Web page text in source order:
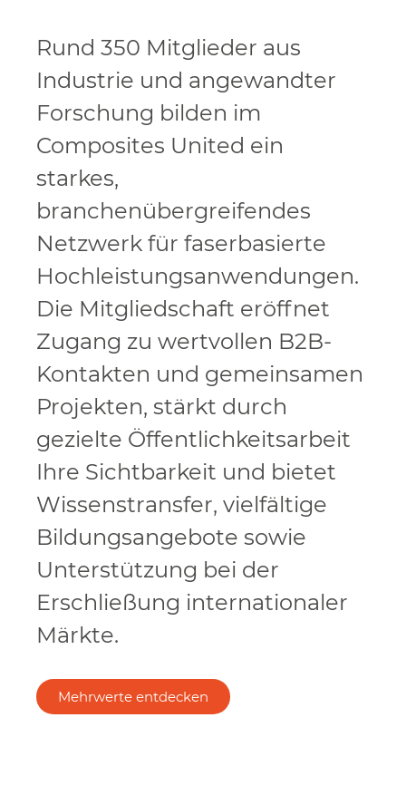
Rund 350 Mitglieder aus
Industrie und angewandter
Forschung bilden im
Composites United ein
starkes,
branchenübergreifendes
Netzwerk für faserbasierte
Hochleistungsanwendungen.
Die Mitgliedschaft eröffnet
Zugang zu wertvollen B2B-
Kontakten und gemeinsamen
Projekten, stärkt durch
gezielte Öffentlichkeitsarbeit
Ihre Sichtbarkeit und bietet
Wissenstransfer, vielfältige
Bildungsangebote sowie
Unterstützung bei der
Erschließung internationaler
Märkte.
Mehrwerte entdecken